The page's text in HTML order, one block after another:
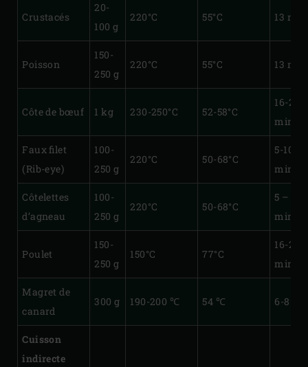
Crustacés
20-
100 g
220°C 55°C 13
Poisson
150-
250 g
220°C 55°C 13
Côte de bœuf 1 kg 230-250°C 52-58°C
16-20
min.
Faux filet
(Rib-eye)
100-
250 g
220°C 50-68°C
5-10
min.
Côtelettes
d’agneau
100-
250 g
220°C 50-68°C
5 – 10
min.
Poulet
150-
250 g
150°C 77°C
16-20
min.
Magret de
canard
300 g 190-200 ℃ 54 ℃ 6-8
Cuisson
indirecte